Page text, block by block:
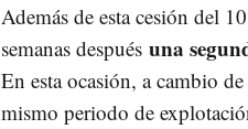
Además de esta cesión del
semanas después una
En esta ocasión, a cambio de
mismo periodo de